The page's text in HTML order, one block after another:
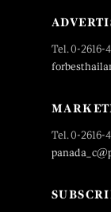
Tel. 0-2616-
Tel. 0-2616-